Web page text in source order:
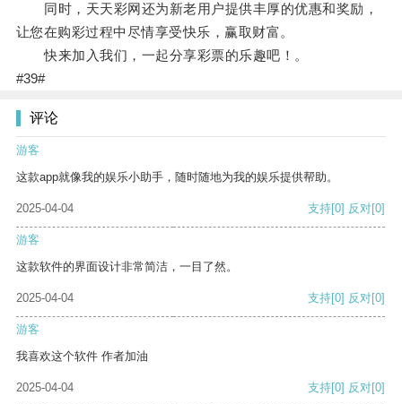
同时，天天彩网还为新老用户提供丰厚的优惠和奖励，
让您在购彩过程中尽情享受快乐，赢取财富。
快来加入我们，一起分享彩票的乐趣吧！。
#39#
评论
游客
这款app就像我的娱乐小助手，随时随地为我的娱乐提供帮助。
2025-04-04 支持[0] 反对[0]
游客
这款软件的界面设计非常简洁，一目了然。
2025-04-04 支持[0] 反对[0]
游客
我喜欢这个软件 作者加油
2025-04-04 支持[0] 反对[0]